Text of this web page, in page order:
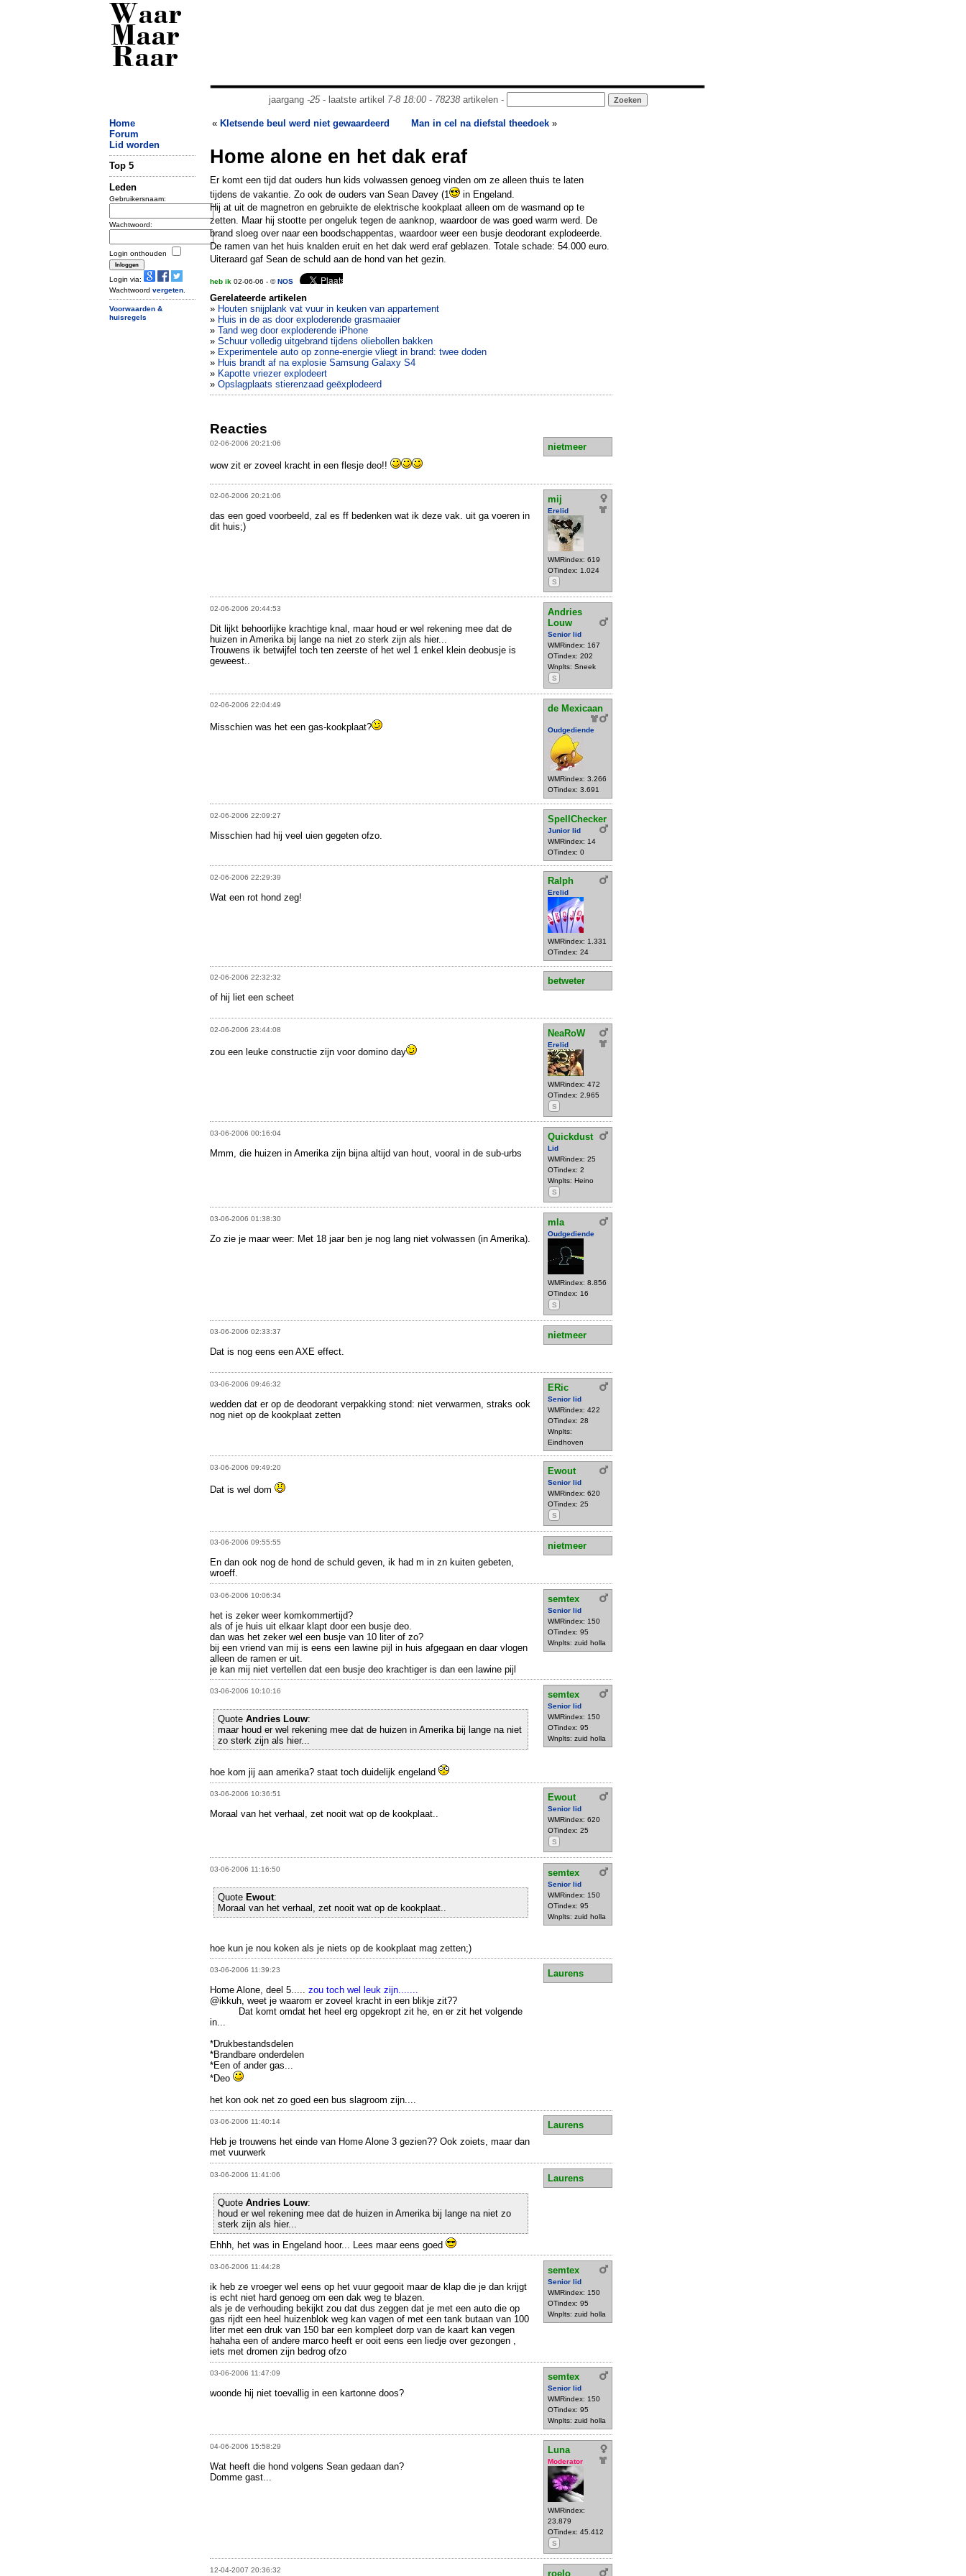
Waar
Maar
Raar
jaargang -25- laatste artikel 7-8 18:00- 78238artikelen -
Home
Forum
Lid worden
Top 5
Leden
Gebruikersnaam:
Wachtwoord:
Login onthouden
Login via:
Wachtwoord vergeten
Voorwaarden &
huisregels
« Kletsende beul werd niet gewaardeerd Man in cel na diefstal theedoek »
Home alone en het dak eraf
Er komt een tijd dat ouders hun kids volwassen genoeg vinden om ze alleen thuis te laten
tijdens de vakantie. Zo ook de ouders van Sean Davey (1
in Engeland.
Hij at uit de magnetron en gebruikte de elektrische kookplaat alleen om de wasmand op te
zetten. Maar hij stootte per ongeluk tegen de aanknop, waardoor de was goed warm werd. De
brand sloeg over naar een boodschappentas, waardoor weer een busje deodorant explodeerde.
De ramen van het huis knalden eruit en het dak werd eraf geblazen. Totale schade: 54.000 euro.
Uiteraard gaf Sean de schuld aan de hond van het gezin.
heb ik 02-06-06 - ©NOS
Gerelateerde artikelen
» Houten snijplank vat vuur in keuken van appartement
» Huis in de as door exploderende grasmaaier
» Tand weg door exploderende iPhone
» Schuur volledig uitgebrand tijdens oliebollen bakken
» Experimentele auto op zonne-energie vliegt in brand: twee doden
» Huis brandt af na explosie Samsung Galaxy S4
» Kapotte vriezer explodeert
» Opslagplaats stierenzaad geëxplodeerd
Reacties
02-06-2006 20:21:06
nietmeer
wow zit er zoveel kracht in een flesje deo!!
02-06-2006 20:21:06 mij
Erelid
WMRindex: 619
OTindex: 1.024
S
das een goed voorbeeld, zal es ff bedenken wat ik deze vak. uit ga voeren in
dit huis;)
02-06-2006 20:44:53
Andries
Louw
Senior lid
WMRindex: 167
OTindex: 202
Wnplts: Sneek
S
Dit lijkt behoorlijke krachtige knal, maar houd er wel rekening mee dat de
huizen in Amerika bij lange na niet zo sterk zijn als hier...
Trouwens ik betwijfel toch ten zeerste of het wel 1 enkel klein deobusje is
geweest..
02-06-2006 22:04:49 de Mexicaan
Oudgediende
WMRindex: 3.266
OTindex: 3.691
Misschien was het een gas-kookplaat?
02-06-2006 22:09:27 SpellChecker
Junior lid
WMRindex: 14
OTindex: 0
Misschien had hij veel uien gegeten ofzo.
02-06-2006 22:29:39 Ralph
Erelid
WMRindex: 1.331
OTindex: 24
Wat een rot hond zeg!
02-06-2006 22:32:32
betweter
of hij liet een scheet
02-06-2006 23:44:08 NeaRoW
Erelid
WMRindex: 472
OTindex: 2.965
S
zou een leuke constructie zijn voor domino day
03-06-2006 00:16:04 Quickdust
Lid
WMRindex: 25
OTindex: 2
Wnplts: Heino
S
Mmm, die huizen in Amerika zijn bijna altijd van hout, vooral in de sub-urbs
03-06-2006 01:38:30 mla
Oudgediende
WMRindex: 8.856
OTindex: 16
S
Zo zie je maar weer: Met 18 jaar ben je nog lang niet volwassen (in Amerika).
03-06-2006 02:33:37
nietmeer
Dat is nog eens een AXE effect.
03-06-2006 09:46:32 ERic
Senior lid
WMRindex: 422
OTindex: 28
Wnplts:
Eindhoven
wedden dat er op de deodorant verpakking stond: niet verwarmen, straks ook
nog niet op de kookplaat zetten
03-06-2006 09:49:20 Ewout
Senior lid
WMRindex: 620
OTindex: 25
S
Dat is wel dom
03-06-2006 09:55:55
nietmeer
En dan ook nog de hond de schuld geven, ik had m in zn kuiten gebeten,
wroeff.
03-06-2006 10:06:34 semtex
Senior lid
WMRindex: 150
OTindex: 95
Wnplts: zuid holla
het is zeker weer komkommertijd?
als of je huis uit elkaar klapt door een busje deo.
dan was het zeker wel een busje van 10 liter of zo?
bij een vriend van mij is eens een lawine pijl in huis afgegaan en daar vlogen
alleen de ramen er uit.
je kan mij niet vertellen dat een busje deo krachtiger is dan een lawine pijl
03-06-2006 10:10:16 semtex
Senior lid
WMRindex: 150
OTindex: 95
Wnplts: zuid holla
Quote Andries Louw:
maar houd er wel rekening mee dat de huizen in Amerika bij lange na niet
zo sterk zijn als hier...
hoe kom jij aan amerika? staat toch duidelijk engeland
03-06-2006 10:36:51 Ewout
Senior lid
WMRindex: 620
OTindex: 25
S
Moraal van het verhaal, zet nooit wat op de kookplaat..
03-06-2006 11:16:50 semtex
Senior lid
WMRindex: 150
OTindex: 95
Wnplts: zuid holla
Quote Ewout:
Moraal van het verhaal, zet nooit wat op de kookplaat..
hoe kun je nou koken als je niets op de kookplaat mag zetten;)
03-06-2006 11:39:23
Laurens
Home Alone, deel 5..... zou toch wel leuk zijn.......
@ikkuh, weet je waarom er zoveel kracht in een blikje zit??
Dat komt omdat het heel erg opgekropt zit he, en er zit het volgende
in...
*Drukbestandsdelen
*Brandbare onderdelen
*Een of ander gas...
*Deo
het kon ook net zo goed een bus slagroom zijn....
03-06-2006 11:40:14
Laurens
Heb je trouwens het einde van Home Alone 3 gezien?? Ook zoiets, maar dan
met vuurwerk
03-06-2006 11:41:06 Laurens
Quote Andries Louw:
houd er wel rekening mee dat de huizen in Amerika bij lange na niet zo
sterk zijn als hier...
Ehhh, het was in Engeland hoor... Lees maar eens goed
03-06-2006 11:44:28 semtex
Senior lid
WMRindex: 150
OTindex: 95
Wnplts: zuid holla
ik heb ze vroeger wel eens op het vuur gegooit maar de klap die je dan krijgt
is echt niet hard genoeg om een dak weg te blazen.
als je de verhouding bekijkt zou dat dus zeggen dat je met een auto die op
gas rijdt een heel huizenblok weg kan vagen of met een tank butaan van 100
liter met een druk van 150 bar een kompleet dorp van de kaart kan vegen
hahaha een of andere marco heeft er ooit eens een liedje over gezongen ,
iets met dromen zijn bedrog ofzo
03-06-2006 11:47:09 semtex
Senior lid
WMRindex: 150
OTindex: 95
Wnplts: zuid holla
woonde hij niet toevallig in een kartonne doos?
04-06-2006 15:58:29 Luna
Moderator
WMRindex:
23.879
OTindex: 45.412
S
Wat heeft die hond volgens Sean gedaan dan?
Domme gast...
12-04-2007 20:36:32 roelo